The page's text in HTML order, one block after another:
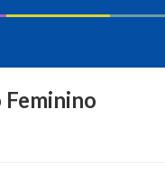
Feminino